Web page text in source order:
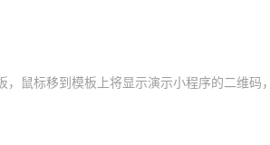
，鼠标移到模板上将显示演示小程序的二维码